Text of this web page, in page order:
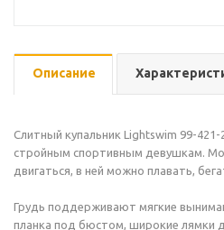
Описание
Слитный купальник Lightswim 99-
стройным спортивным девушкам.
двигаться, в ней можно плавать,
Грудь поддерживают мягкие
планка под бюстом, широкие лямки